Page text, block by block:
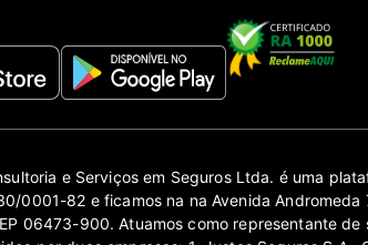
e Serviços em Seguros Ltda. é uma
0001-82 e ficamos na na Avenida
06473-900. Atuamos como representante